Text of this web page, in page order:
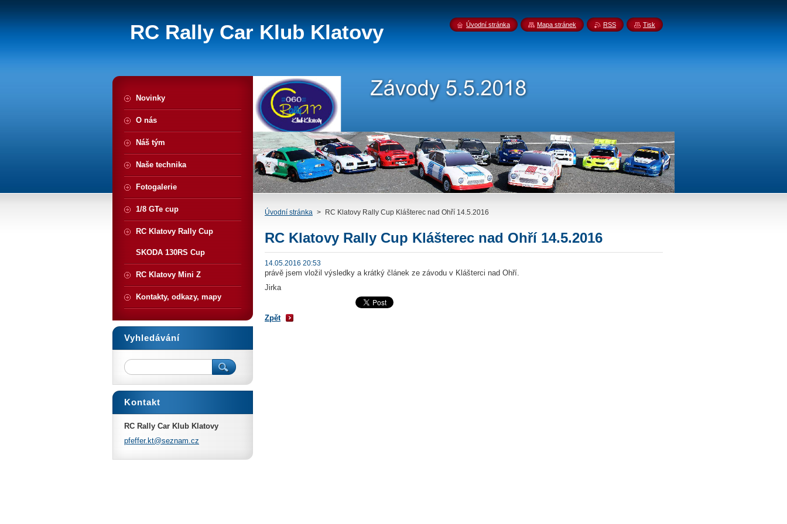
RC Rally Car Klub Klatovy
Úvodní stránka > RC Klatovy Rally Cup Klášterec nad Ohří 14.5.2016
RC Klatovy Rally Cup Klášterec nad Ohří 14.5.2016
14.05.2016 20:53
právě jsem vložil výsledky a krátký článek ze závodu v Klášterci nad Ohří.
Jirka
Zpět
Novinky
O nás
Náš tým
Naše technika
Fotogalerie
1/8 GTe cup
RC Klatovy Rally Cup
SKODA 130RS Cup
RC Klatovy Mini Z
Kontakty, odkazy, mapy
Vyhledávání
Kontakt
RC Rally Car Klub Klatovy
pfeffer. kt@seznam.cz
Úvodní stránka Mapa stránek RSS Tisk